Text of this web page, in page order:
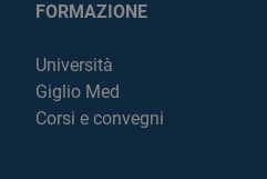
FORMAZIONE
Università
Giglio Med
Corsi e convegni